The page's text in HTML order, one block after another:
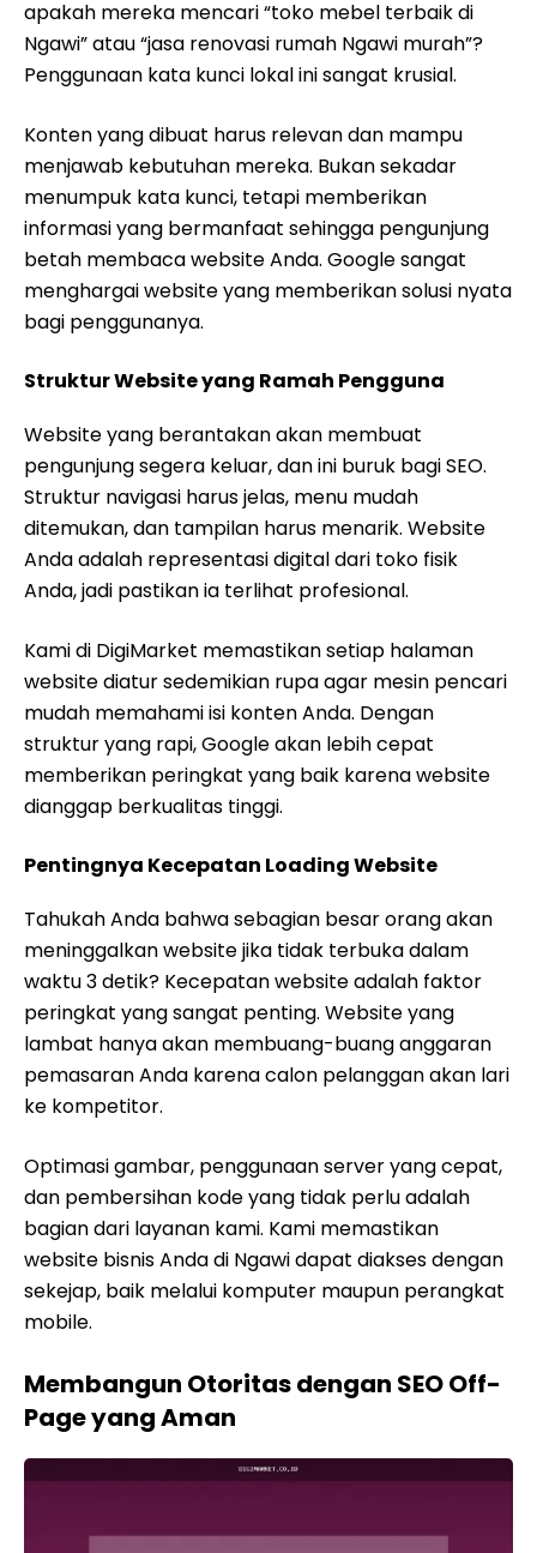
apakah mereka mencari “toko mebel terbaik di
Ngawi” atau “jasa renovasi rumah Ngawi murah”?
Penggunaan kata kunci lokal ini sangat krusial.
Konten yang dibuat harus relevan dan mampu
menjawab kebutuhan mereka. Bukan sekadar
menumpuk kata kunci, tetapi memberikan
informasi yang bermanfaat sehingga pengunjung
betah membaca website Anda. Google sangat
menghargai website yang memberikan solusi nyata
bagi penggunanya.
Struktur Website yang Ramah Pengguna
Website yang berantakan akan membuat
pengunjung segera keluar, dan ini buruk bagi SEO.
Struktur navigasi harus jelas, menu mudah
ditemukan, dan tampilan harus menarik. Website
Anda adalah representasi digital dari toko fisik
Anda, jadi pastikan ia terlihat profesional.
Kami di DigiMarket memastikan setiap halaman
website diatur sedemikian rupa agar mesin pencari
mudah memahami isi konten Anda. Dengan
struktur yang rapi, Google akan lebih cepat
memberikan peringkat yang baik karena website
dianggap berkualitas tinggi.
Pentingnya Kecepatan Loading Website
Tahukah Anda bahwa sebagian besar orang akan
meninggalkan website jika tidak terbuka dalam
waktu 3 detik? Kecepatan website adalah faktor
peringkat yang sangat penting. Website yang
lambat hanya akan membuang-buang anggaran
pemasaran Anda karena calon pelanggan akan lari
ke kompetitor.
Optimasi gambar, penggunaan server yang cepat,
dan pembersihan kode yang tidak perlu adalah
bagian dari layanan kami. Kami memastikan
website bisnis Anda di Ngawi dapat diakses dengan
sekejap, baik melalui komputer maupun perangkat
mobile.
Membangun Otoritas dengan SEO Off-
Page yang Aman